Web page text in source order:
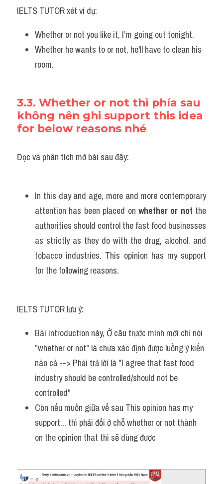
IELTS TUTOR xét ví dụ:
Whether or not you like it, I’m going out tonight.
Whether he wants to or not, he'll have to clean his
room.
3.3. Whether or not thì phía sau
không nên ghi support this idea
for below reasons nhé
Đọc và phân tích mở bài sau đây:
In this day and age, more and more contemporary
attention has been placed on whether or not the
authorities should control the fast food businesses
as strictly as they do with the drug, alcohol, and
tobacco industries. This opinion has my support
for the following reasons.
IELTS TUTOR lưu ý:
Bài introduction này, Ở câu trước mình mới chỉ nói
"whether or not" là chưa xác định được luồng ý kiến
nào cả --> Phải trả lời là "I agree that fast food
industry should be controlled/should not be
controlled"
Còn nếu muốn giữa vế sau This opinion has my
support... thì phải đổi ở chỗ whether or not thành
on the opinion that thì sẽ dùng được